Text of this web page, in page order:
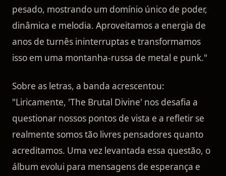
pesado, mostrando um domínio único de poder,
dinâmica e melodia. Aproveitamos a energia de
anos de turnês ininterruptas e transformamos
isso em uma montanha-russa de metal e punk."
Sobre as letras, a banda acrescentou:
"Liricamente, 'The Brutal Divine' nos desafia a
questionar nossos pontos de vista e a refletir se
realmente somos tão livres pensadores quanto
acreditamos. Uma vez levantada essa questão, o
álbum evolui para mensagens de esperança e